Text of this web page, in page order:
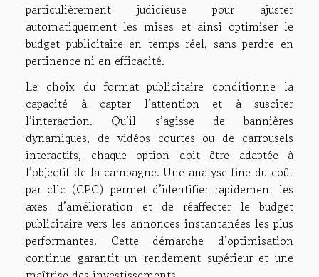
particulièrement judicieuse pour ajuster
automatiquement les mises et ainsi optimiser le
budget publicitaire en temps réel, sans perdre en
pertinence ni en efficacité.
Le choix du format publicitaire conditionne la
capacité à capter l’attention et à susciter
l’interaction. Qu’il s’agisse de bannières
dynamiques, de vidéos courtes ou de carrousels
interactifs, chaque option doit être adaptée à
l’objectif de la campagne. Une analyse fine du coût
par clic (CPC) permet d’identifier rapidement les
axes d’amélioration et de réaffecter le budget
publicitaire vers les annonces instantanées les plus
performantes. Cette démarche d’optimisation
continue garantit un rendement supérieur et une